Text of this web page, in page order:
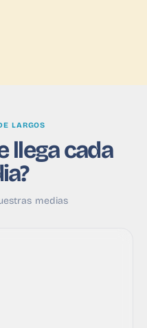
LARGOS
llega cada
medias